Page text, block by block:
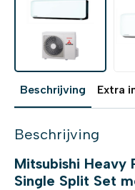
Beschrijving Extra
Beschrijving
Mitsubishi Heavy
Single Split Set